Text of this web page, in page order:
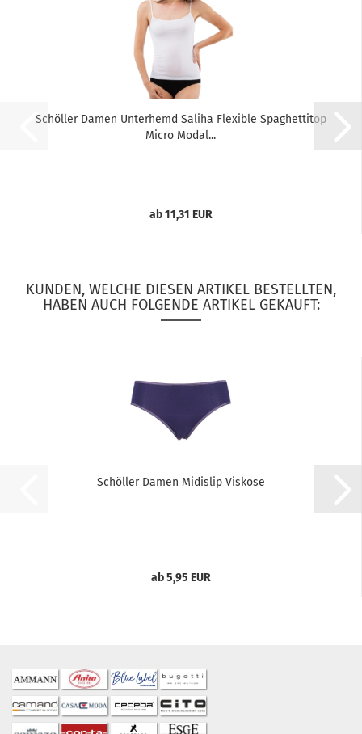
Schöller Damen Unterhemd Saliha Flexible Spaghettitop
Micro Modal...
ab 11,31 EUR
KUNDEN, WELCHE DIESEN ARTIKEL BESTELLTEN,
HABEN AUCH FOLGENDE ARTIKEL GEKAUFT:
Schöller Damen Midislip Viskose
ab 5,95 EUR